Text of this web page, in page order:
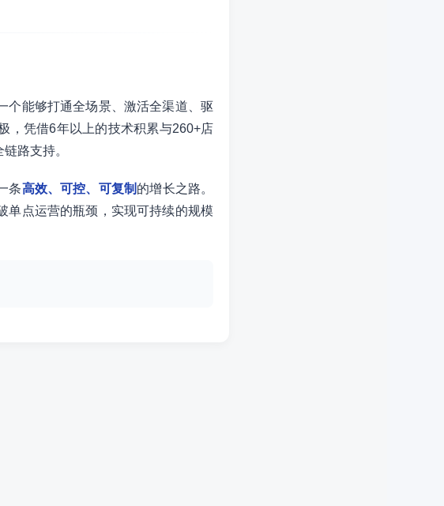
个能够打通全场景、激活全渠道、驱
，凭借6年以上的技术积累与260+店
路支持。
条高效、可控、可复制 的增长之路。
单点运营的瓶颈，实现可持续的规模